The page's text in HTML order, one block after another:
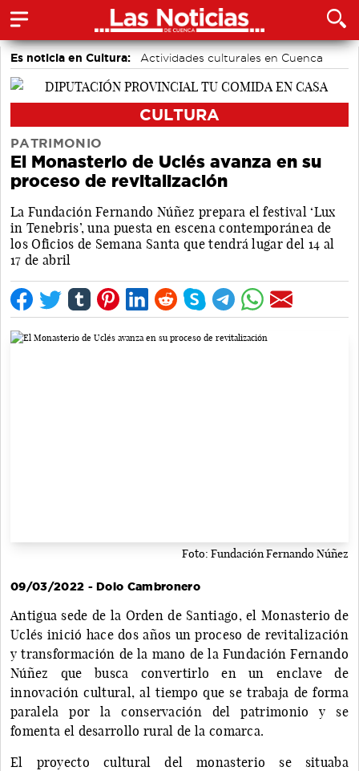
Es noticia en Cultura: Actividades culturales en Cuenca
CULTURA
PATRIMONIO
El Monasterio de Uclés avanza en su
proceso de revitalización
La Fundación Fernando Núñez prepara el festival ‘Lux
in Tenebris’, una puesta en escena contemporánea de
los Oficios de Semana Santa que tendrá lugar del 14 al
17 de abril
Foto: Fundación Fernando Núñez
09/03/2022 - Dolo Cambronero
Antigua sede de la Orden de Santiago, el Monasterio de
Uclés inició hace dos años un proceso de revitalización
y transformación de la mano de la Fundación Fernando
Núñez que busca convertirlo en un enclave de
innovación cultural, al tiempo que se trabaja de forma
paralela por la conservación del patrimonio y se
fomenta el desarrollo rural de la comarca.
El proyecto cultural del monasterio se situaba